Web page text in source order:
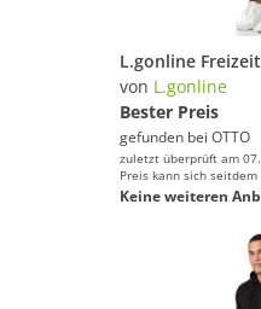
von L.gonline
Bester Preis
gefunden bei OTTO
zuletzt überprüft am
Preis kann sich
Keine weiteren